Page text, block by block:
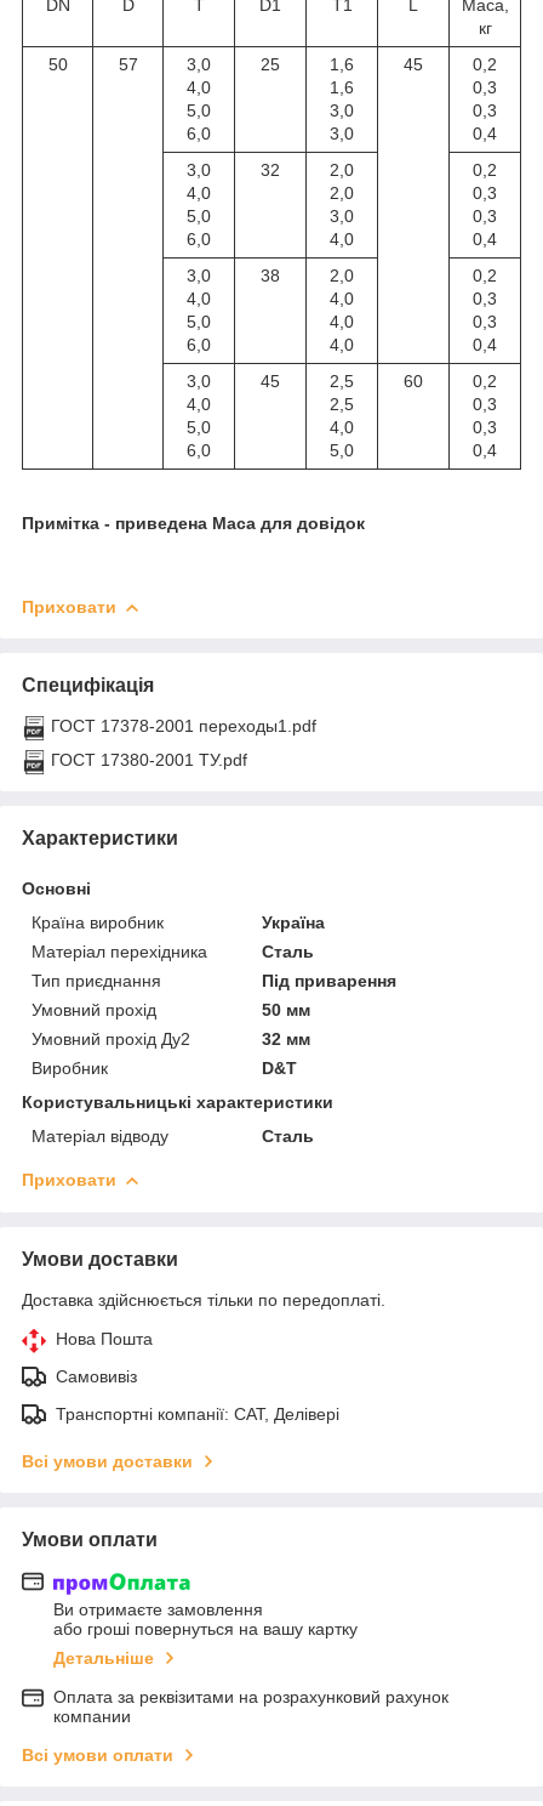
DN D D1 T1
Маса,
кг
50
57
3,0
4,0
5,0
6,0
25
1,6
1,6
3,0
3,0
45
0,2
0,3
0,3
0,4
3,0
4,0
5,0
6,0
32
2,0
2,0
3,0
4,0
0,2
0,3
0,3
0,4
3,0
4,0
5,0
6,0
38
2,0
4,0
4,0
4,0
0,2
0,3
0,3
0,4
3,0
4,0
5,0
6,0
45
2,5
2,5
4,0
5,0
60
0,2
0,3
0,3
0,4
Примітка - приведена Маса для довідок
Приховати
Специфікація
ГОСТ 17378-2001 переходы1.pdf
ГОСТ 17380-2001 ТУ.pdf
Характеристики
Основні
Країна виробник
Україна
Матеріал перехідника
Сталь
Тип приєднання
Під приварення
Умовний прохід
50 мм
Умовний прохід Ду2
32 мм
Виробник
D&T
Користувальницькі характеристики
Матеріал відводу
Сталь
Приховати
Умови доставки
Доставка здійснюється тільки по передоплаті.
Нова Пошта
Самовивіз
Транспортні компанії: САТ, Делівері
Всі умови доставки
Умови оплати
Ви отримаєте замовлення
або гроші повернуться на вашу картку
Детальніше
Оплата за реквізитами на розрахунковий рахунок
компании
Всі умови оплати